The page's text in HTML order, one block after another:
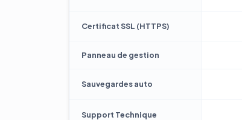
Certificat SSL (HTTPS)
Panneau de gestion
Sauvegardes auto
Support Technique